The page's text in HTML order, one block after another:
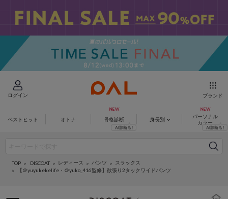
ログイン ブランド
ベストヒット オトナ 骨格診断 身長別
パーソナル
カラー
TOP DISCOAT レディース パンツ
スラックス
【＠yuyukekelife・＠yuko_416監修】欲張り2タックワイドパンツ